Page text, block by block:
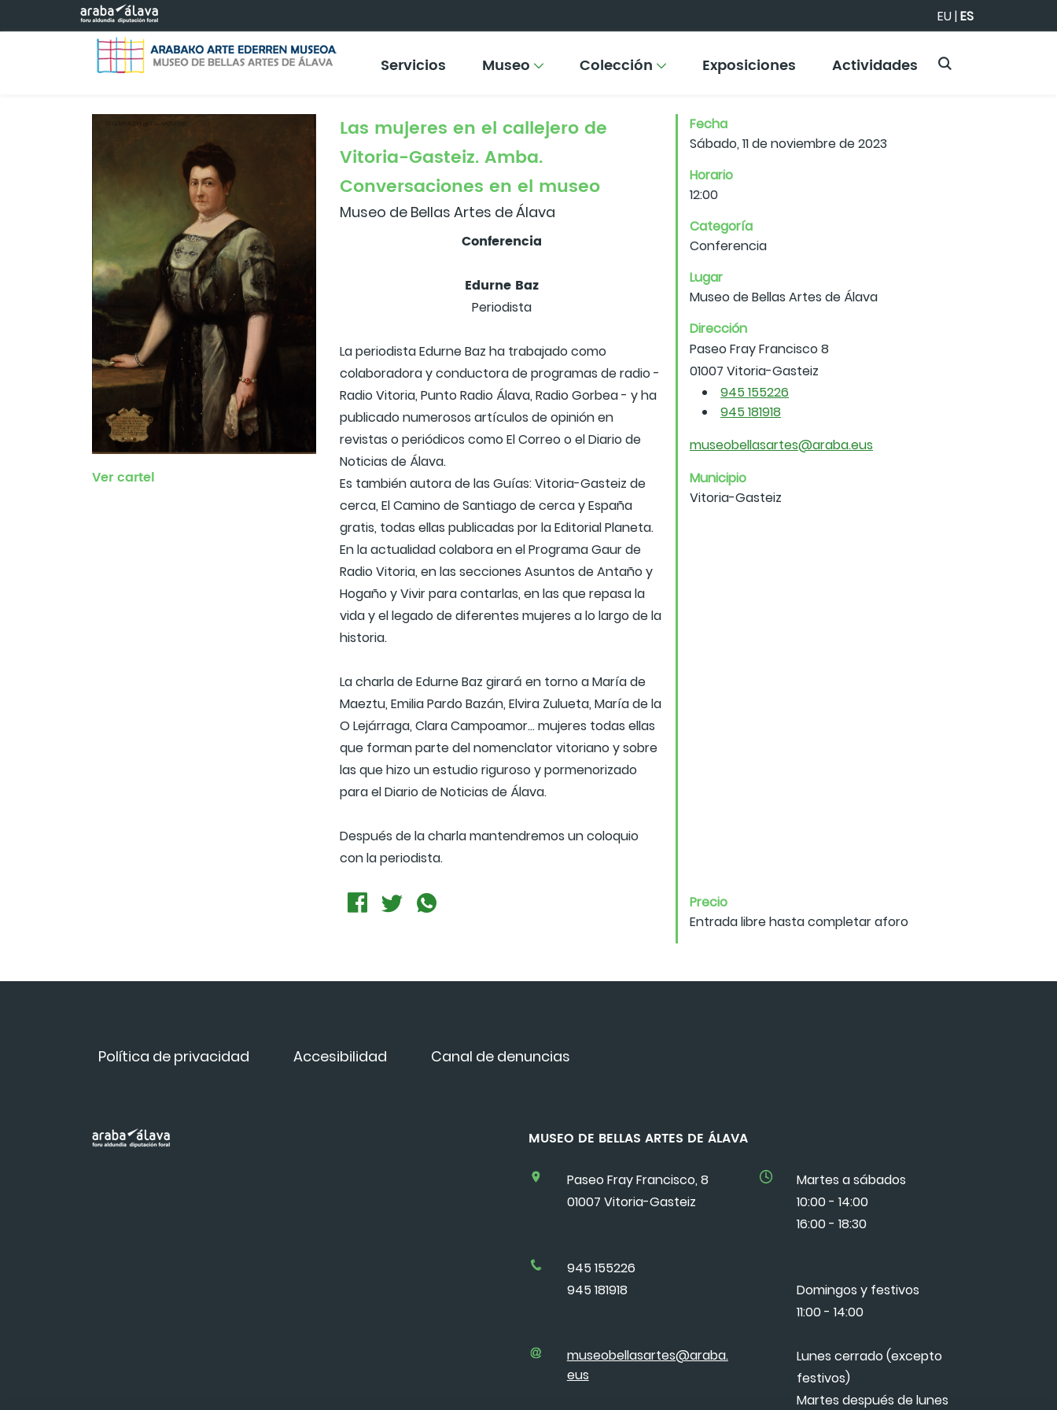
Saltar al contenido principal EU|ES
Servicios Museo Colección Exposiciones Actividades
Ver cartel
Las mujeres en el callejero de
Vitoria-Gasteiz. Amba.
Conversaciones en el museo
Museo de Bellas Artes de Álava
Conferencia
Edurne Baz
Periodista
La periodista Edurne Baz ha trabajado como
colaboradora y conductora de programas de radio -
Radio Vitoria, Punto Radio Álava, Radio Gorbea - y ha
publicado numerosos artículos de opinión en
revistas o periódicos como El Correo o el Diario de
Noticias de Álava.
Es también autora de las Guías: Vitoria-Gasteiz de
cerca, El Camino de Santiago de cerca y España
gratis, todas ellas publicadas por la Editorial Planeta.
En la actualidad colabora en el Programa Gaur de
Radio Vitoria, en las secciones Asuntos de Antaño y
Hogaño y Vivir para contarlas, en las que repasa la
vida y el legado de diferentes mujeres a lo largo de la
historia.
La charla de Edurne Baz girará en torno a María de
Maeztu, Emilia Pardo Bazán, Elvira Zulueta, María de la
O Lejárraga, Clara Campoamor... mujeres todas ellas
que forman parte del nomenclator vitoriano y sobre
las que hizo un estudio riguroso y pormenorizado
para el Diario de Noticias de Álava.
Después de la charla mantendremos un coloquio
con la periodista.
Fecha
Sábado, 11 de noviembre de 2023
Horario
12:00
Categoría
Conferencia
Lugar
Museo de Bellas Artes de Álava
Dirección
Paseo Fray Francisco 8
01007 Vitoria-Gasteiz
945 155226
945 181918
museobellasartes@araba.eus
Municipio
Vitoria-Gasteiz
Precio
Entrada libre hasta completar aforo
Política de privacidad Accesibilidad Canal de denuncias
MUSEO DE BELLAS ARTES DE ÁLAVA
Paseo Fray Francisco, 8
01007 Vitoria-Gasteiz
Martes a sábados
10:00 - 14:00
16:00 - 18:30
945 155226
945 181918
Domingos y festivos
11:00 - 14:00
museobellasartes@araba.
eus
Lunes cerrado (excepto
festivos)
Martes después de lunes